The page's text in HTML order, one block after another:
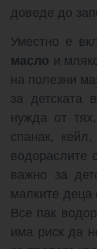
доведе до
Уместно е
масло и
на полезни
за детската
нужда от тях.
спанак,
водораслите
важно за
малките деца
Все пак
има риск да